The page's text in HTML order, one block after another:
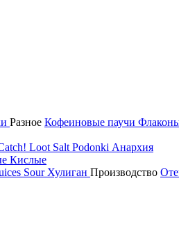
Разное Кофеиновые паучи
Loot Salt Podonki Анархия
Кислые
Sour Хулиган Производство